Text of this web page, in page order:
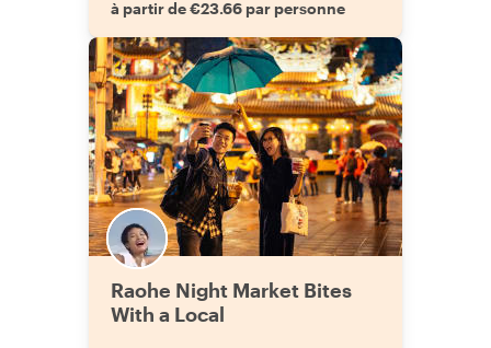
à partir de €23.66 par personne
Raohe Night Market Bites
With a Local